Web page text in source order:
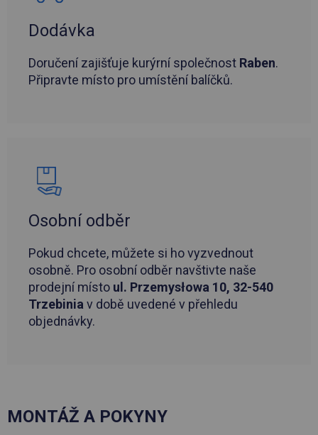
Dodávka
Doručení zajišťuje kurýrní společnost Raben.
Připravte místo pro umístění balíčků.
Osobní odběr
Pokud chcete, můžete si ho vyzvednout
osobně. Pro osobní odběr navštivte naše
prodejní místo ul. Przemysłowa 10, 32-540
Trzebiniav době uvedené v přehledu
objednávky.
MONTÁŽ A POKYNY